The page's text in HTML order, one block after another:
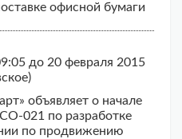
офисной бумаги
до 20 февраля 2015
объявляет о начале
021 по разработке
по продвижению